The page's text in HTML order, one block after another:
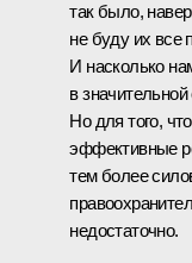
так было,
не буду их все
И насколько
в
Но для того,
эффективные
тем более
недостаточно.